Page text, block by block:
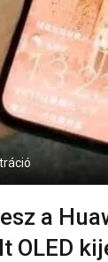
a
OLED